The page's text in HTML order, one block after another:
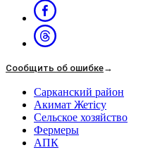
Сообщить об ошибке→
Сарканский район
Акимат Жетісу
Сельское хозяйство
Фермеры
АПК